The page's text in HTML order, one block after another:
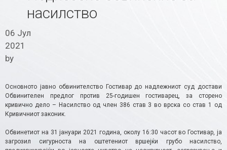
насилство
06 Јул
2021
by
Основното јавно обвинителство Гостивар до надлежниот суд достави
Обвинителен предлог против 25-годишен гостиварец, за сторено
кривично дело – Насилство од член 386 став 3 во врска со став 1 од
Кривичниот законик.
Обвинетиот на 31 јануари 2021 година, околу 16:30 часот во Гостивар, ја
загрозил сигурноста на оштетениот вршејќи грубо насилство,